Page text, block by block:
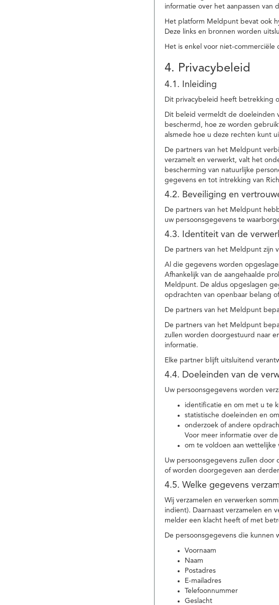
informatie over het aanpassen van
Het platform Meldpunt bevat ook
Deze links en bronnen worden
Het is enkel voor niet-
4. Privacybeleid
4.1. Inleiding
Dit privacybeleid heeft betrekking
Dit beleid vermeldt de doeleinden
beschermd, hoe ze worden
alsmede hoe u deze rechten kunt
De partners van het Meldpunt
verzamelt en verwerkt, valt het
bescherming van natuurlijke
gegevens en tot intrekking van
4.2. Beveiliging en
De partners van het Meldpunt
uw persoonsgegevens te
4.3. Identiteit van de
De partners van het Meldpunt zijn
Al die gegevens worden
Afhankelijk van de aangehaalde
Meldpunt. De aldus opgeslagen
opdrachten van openbaar belang
De partners van het Meldpunt
De partners van het Meldpunt
zullen worden doorgestuurd naar
informatie.
Elke partner blijft uitsluitend
4.4. Doeleinden van de
Uw persoonsgegevens worden
identificatie en om met u te
statistische doeleinden en
onderzoek of andere
Voor meer informatie over
om te voldoen aan wettelijke
Uw persoonsgegevens zullen
of worden doorgegeven aan
4.5. Welke gegevens
Wij verzamelen en verwerken
indient). Daarnaast verzamelen
melder een klacht heeft of met
De persoonsgegevens die kunnen
Voornaam
Naam
Postadres
E-mailadres
Telefoonnummer
Geslacht